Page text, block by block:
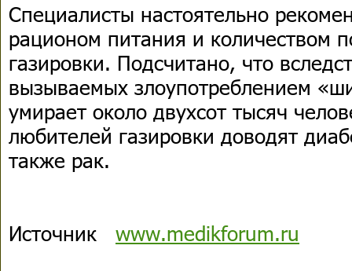
Специалисты настоятельно
рационом питания и количеством
газировки. Подсчитано, что
вызываемых злоупотреблением
умирает около двухсот тысяч
любителей газировки доводят
также рак.
Источник www.medikforum.ru